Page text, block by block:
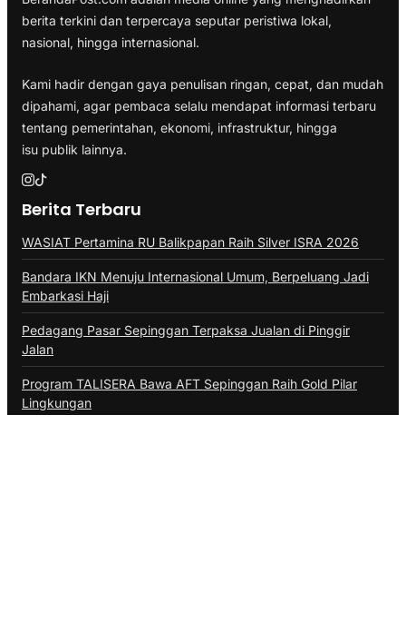
berita terkini dan terpercaya seputar peristiwa lokal,
nasional, hingga internasional.
Kami hadir dengan gaya penulisan ringan, cepat, dan mudah
dipahami, agar pembaca selalu mendapat informasi terbaru
tentang pemerintahan, ekonomi, infrastruktur, hingga
isu publik lainnya.
Berita Terbaru
WASIAT Pertamina RU Balikpapan Raih Silver ISRA 2026
Bandara IKN Menuju Internasional Umum, Berpeluang Jadi
Embarkasi Haji
Pedagang Pasar Sepinggan Terpaksa Jualan di Pinggir
Jalan
Program TALISERA Bawa AFT Sepinggan Raih Gold Pilar
Lingkungan